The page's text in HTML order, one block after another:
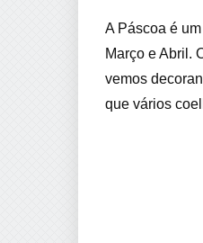
A Páscoa é
Março e Abril.
vemos
que vários